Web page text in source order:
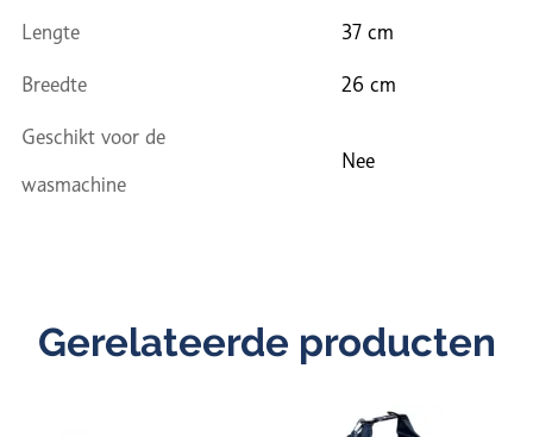
Lengte 37 cm
Breedte 26 cm
Geschikt voor de
wasmachine
Nee
Gerelateerde producten